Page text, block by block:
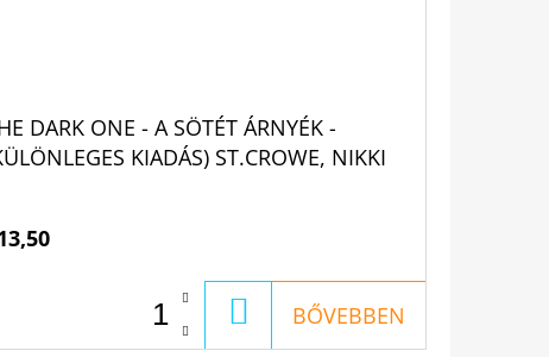
DARK ONE - A SÖTÉT ÁRNYÉK -
KIADÁS) ST.CROWE, NIKKI
KOSÁRBA
BŐVEBBEN